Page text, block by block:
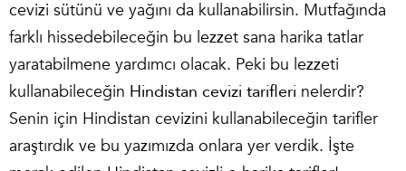
cevizi sütünü ve yağını da kullanabilirsin. Mutfağında
farklı hissedebileceğin bu lezzet sana harika tatlar
yaratabilmene yardımcı olacak. Peki bu lezzeti
kullanabileceğin Hindistan cevizi tarifleri nelerdir?
Senin için Hindistan cevizini kullanabileceğin tarifler
araştırdık ve bu yazımızda onlara yer verdik. İşte